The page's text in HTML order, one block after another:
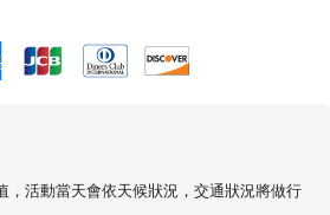
，活動當天會依天候狀況，交通狀況將做行